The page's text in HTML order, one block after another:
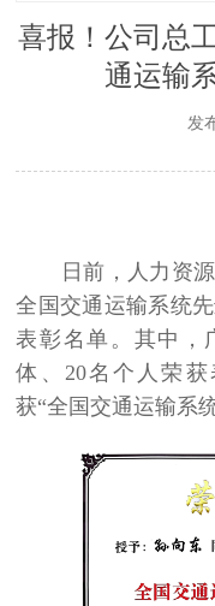
喜报！公司总
通运输
发
日前，人力资
全国交通运输系统
表彰名单。其中，
体、 20名个人荣获
获“全国交通运输系